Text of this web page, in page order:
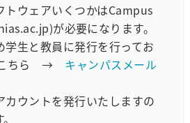
トウェアいくつかはCampus
が必要になります。
生と教員に発行を行ってお
こちら → キャンパスメール
ウントを発行いたしますの